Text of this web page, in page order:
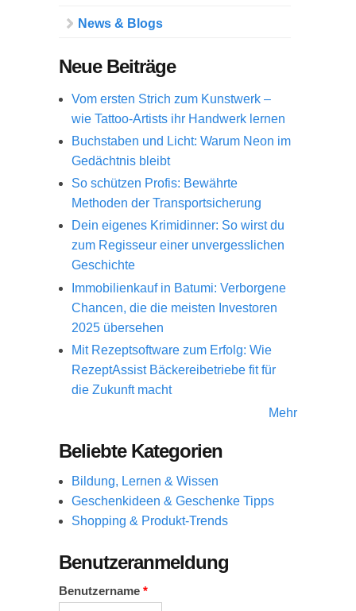
News & Blogs
Neue Beiträge
Vom ersten Strich zum Kunstwerk –
wie Tattoo-Artists ihr Handwerk lernen
Buchstaben und Licht: Warum Neon im
Gedächtnis bleibt
So schützen Profis: Bewährte
Methoden der Transportsicherung
Dein eigenes Krimidinner: So wirst du
zum Regisseur einer unvergesslichen
Geschichte
Immobilienkauf in Batumi: Verborgene
Chancen, die die meisten Investoren
2025 übersehen
Mit Rezeptsoftware zum Erfolg: Wie
RezeptAssist Bäckereibetriebe fit für
die Zukunft macht
Mehr
Beliebte Kategorien
Bildung, Lernen & Wissen
Geschenkideen & Geschenke Tipps
Shopping & Produkt-Trends
Benutzeranmeldung
Benutzername *